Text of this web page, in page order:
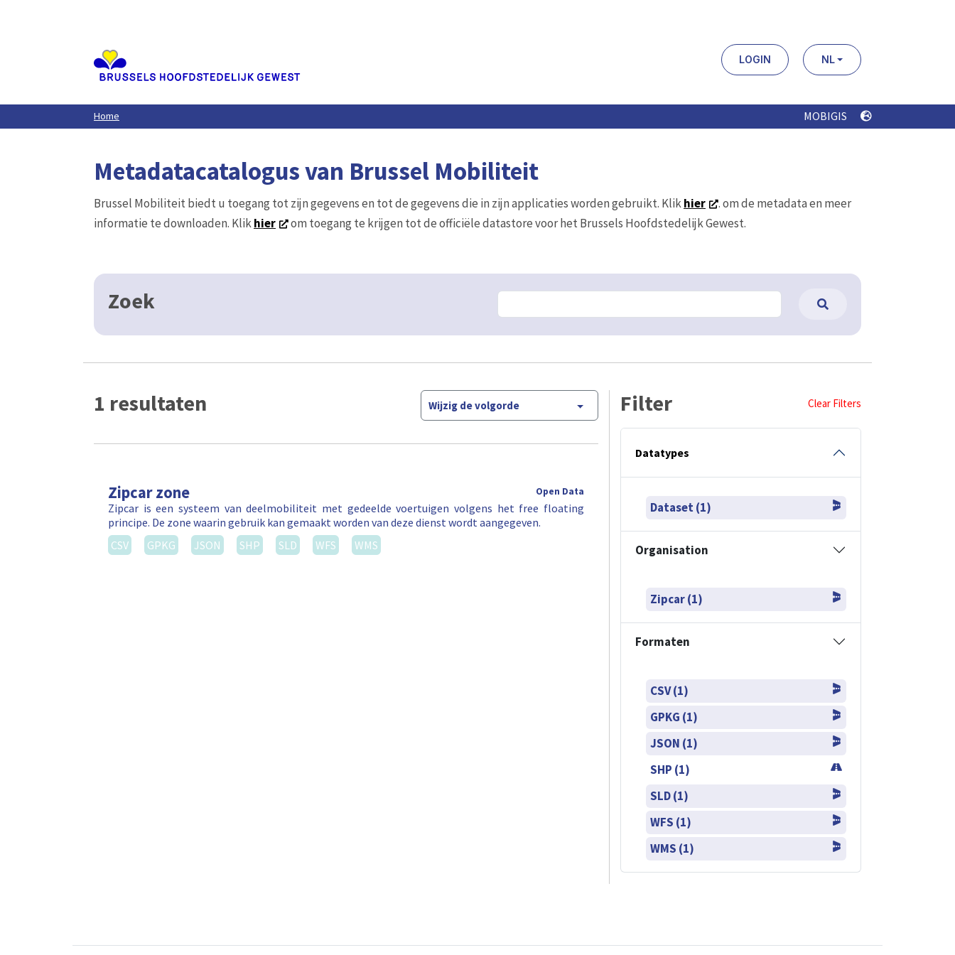
LOGIN NL
Home MOBIGIS
Metadatacatalogus van Brussel Mobiliteit
Brussel Mobiliteit biedt u toegang tot zijn gegevens en tot de gegevens die in zijn applicaties worden gebruikt. Klikhier
. om de metadata en meer
informatie te downloaden. Klikhier om toegang te krijgen tot de officiële datastore voor het Brussels Hoofdstedelijk Gewest.
Zoek
1 resultaten Wijzig de volgorde
Zipcar zone Open Data
Zipcar is een systeem van deelmobiliteit met gedeelde voertuigen volgens het free floating
principe. De zone waarin gebruik kan gemaakt worden van deze dienst wordt aangegeven.
CSV
GPKG JSON SHP SLD WFS WMS
Filter Clear Filters
Datatypes
Dataset (1)
Organisation
Zipcar (1)
Formaten
CSV (1)
GPKG (1)
JSON (1)
SHP (1)
SLD (1)
WFS (1)
WMS (1)